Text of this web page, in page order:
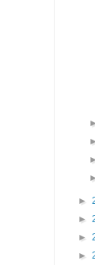
►
►
►
►